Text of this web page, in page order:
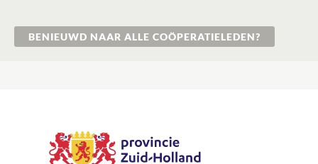
BENIEUWD NAAR ALLE COÖPERATIELEDEN?